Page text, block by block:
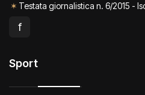
✶ Testata giornalistica n. 6/2015 -
f
Sport